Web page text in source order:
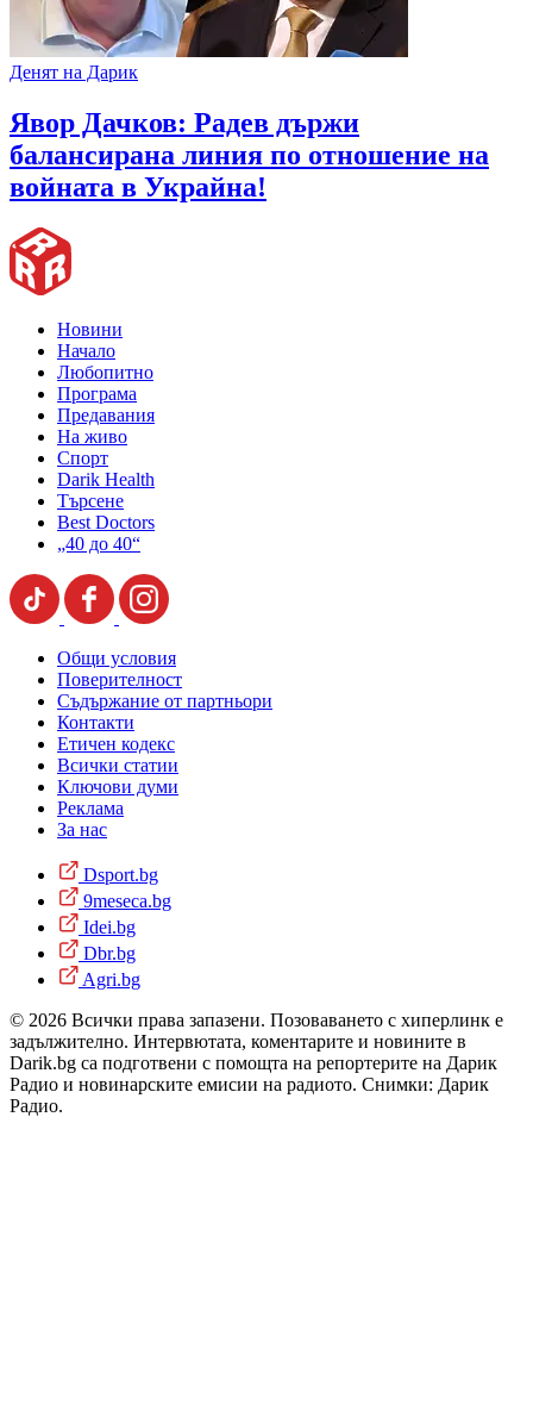
Денят на Дарик
Явор Дачков: Радев държи
балансирана линия по отношение на
войната в Украйна!
Новини
Начало
Любопитно
Програма
Предавания
На живо
Спорт
Darik Health
Търсене
Best Doctors
„40 до 40“
Общи условия
Поверителност
Съдържание от партньори
Контакти
Етичен кодекс
Всички статии
Ключови думи
Реклама
За нас
Dsport.bg
9meseca.bg
Idei.bg
Dbr.bg
Agri.bg
© 2026 Всички права запазени. Позоваването с хиперлинк е
задължително. Интервютата, коментарите и новините в
Darik.bg са подготвени с помощта на репортерите на Дарик
Радио и новинарските емисии на радиото. Снимки: Дарик
Радио.